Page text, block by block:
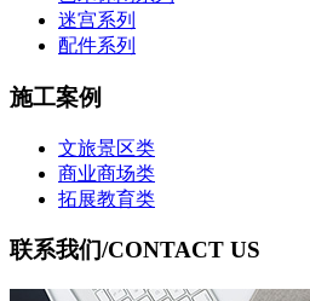
迷宫系列
配件系列
施工案例
文旅景区类
商业商场类
拓展教育类
联系我们/CONTACT US